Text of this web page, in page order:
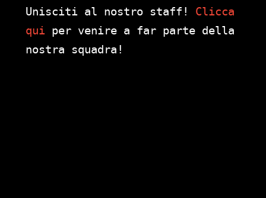
Unisciti al nostro staff! Clicca
qui per venire a far parte della
nostra squadra!